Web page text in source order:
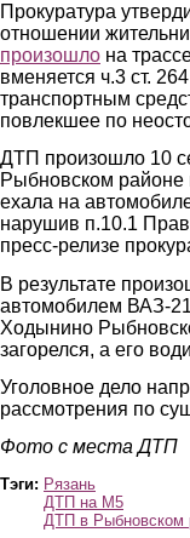
Прокуратура
отношении
произошло на
вменяется ч.3 ст.
транспортным
повлекшее по
ДТП произошло 10
Рыбновском районе
ехала на
нарушив п.10.1
пресс-релизе
В результате
автомобилем ВАЗ-
Ходынино
загорелся, а его
Уголовное дело
рассмотрения по
Фото с места ДТП
Тэги: Рязань
ДТП на М5
ДТП в Рыбновском